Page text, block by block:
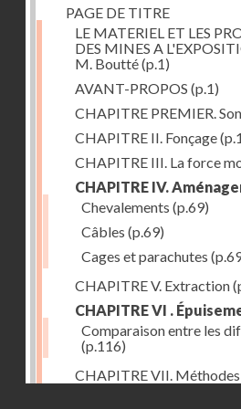
PAGE DE TITRE
LE MATERIEL ET LES
DES MINES A
M. Boutté(p.1)
AVANT-PROPOS (p.1)
CHAPITRE PREMIER.
CHAPITRE II. Fonçage
CHAPITRE III. La force
CHAPITRE IV.
Chevalements (p.69)
Câbles (p.69)
Cages et parachutes
CHAPITRE V. Extraction
CHAPITRE VI .
Comparaison entre les
(p.116)
CHAPITRE VII.